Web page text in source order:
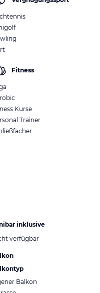
Fitness
Kurse
Trainer
inklusive
verfügbar
Balkon